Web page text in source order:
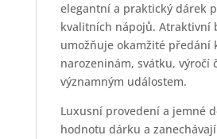
elegantní a praktický dárek
kvalitních nápojů. Atraktivní
umožňuje okamžité předání
narozeninám, svátku, výročí
významným událostem.
Luxusní provedení a jemné
hodnotu dárku a